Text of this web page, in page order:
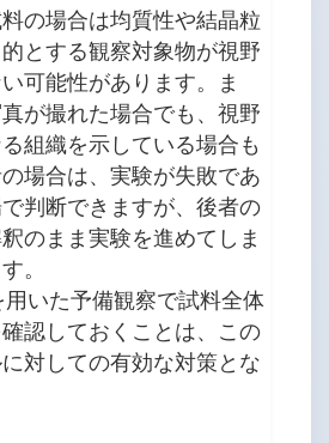
の場合は均質性や結晶粒
とする観察対象物が視野
可能性があります。ま
が撮れた場合でも、視野
組織を示している場合も
場合は、実験が失敗であ
判断できますが、後者の
のまま実験を進めてしま
。
いた予備観察で試料全体
認しておくことは、この
対しての有効な対策とな